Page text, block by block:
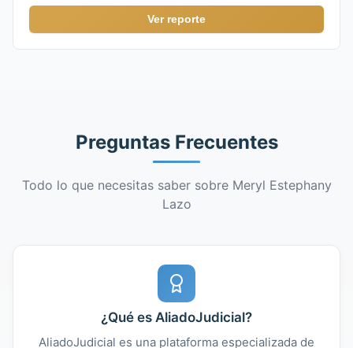
Ver reporte
Preguntas Frecuentes
Todo lo que necesitas saber sobre Meryl Estephany
Lazo
¿Qué es AliadoJudicial?
AliadoJudicial es una plataforma especializada de